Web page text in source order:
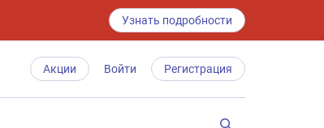
Узнать подробности
Акции Войти Регистрация